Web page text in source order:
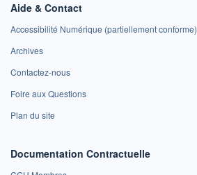
Aide & Contact
Accessibilité Numérique (partiellement conforme)
Archives
Contactez-nous
Foire aux Questions
Plan du site
Documentation Contractuelle